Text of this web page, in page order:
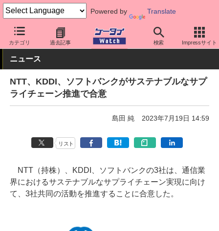
Powered by Translate
カテゴリ 過去記事 検索 Impressサイト
ケータイ Watch キャリア ドコモ
ニュース
NTT、KDDI、ソフトバンクがサステナブルなサプ
ライチェーン推進で合意
島田 純 2023年7月19日 14:59
リスト
NTT（持株）、KDDI、ソフトバンクの3社は、通信業
界におけるサステナブルなサプライチェーン実現に向け
て、3社共同の活動を推進することに合意した。